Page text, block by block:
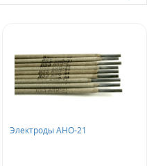
Электроды АНО-21